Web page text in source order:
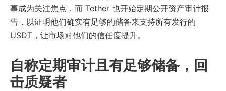
事成为关注焦点，而 Tether 也开始定期公开资产审计报
告，以证明他们确实有足够的储备来支持所有发行的
USDT，让市场对他们的信任度提升。
自称定期审计且有足够储备，回
击质疑者